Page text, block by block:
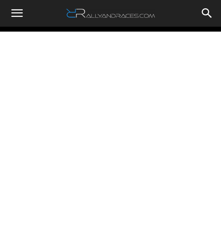
RallyandRaces.com